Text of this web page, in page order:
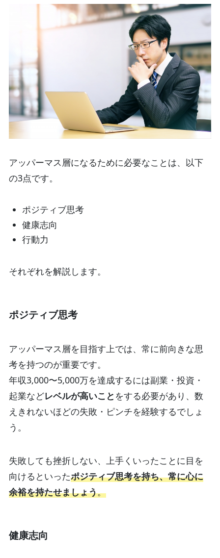
アッパーマス層になるために必要なことは、以下
の3点です。
ポジティブ思考
健康志向
行動力
それぞれを解説します。
ポジティブ思考
アッパーマス層を目指す上では、常に前向きな思
考を持つのが重要です。
年収3,000〜5,000万を達成するには副業・投資・
起業などレベルが高いこと をする必要があり、数
えきれないほどの失敗・ピンチを経験するでしょ
う。
失敗しても挫折しない、上手くいったことに目を
向けるといったポジティブ思考を持ち、常に心に
余裕を持たせましょう。
健康志向